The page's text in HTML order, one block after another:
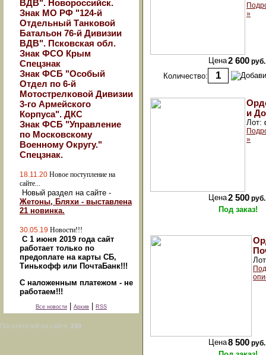
ВДВ". Новороссийск.
Знак МО РФ "124-й
Отдельный Танковой
Батальон 76-й Дивизии
ВДВ". Псковская обл.
Знак ФСО Крым
Спецзнак
Знак ФСБ "Особый
Отдел по 6-й
Мотострелковой Дивизии
3-го Армейского
Корпуса". ДКС
Знак ФСБ "Управление
по Московскому
Военному Округу."
Спецзнак.
18.11.20 Новое поступление на
сайте...
Новый раздел на сайте -
Жетоны, Бляхи - выставлена
21 новинка.
30.05.19 Новости!!!
С 1 июня 2019 года сайт
работает только по
предоплате на карты СБ,
Тинькофф или ПочтаБанк!!!
С наложенным платежом - не
работаем!!!
Все новости Архив RSS
Посетителей на сайте: 249
»
Цена2 600 руб.
Количество:
и
Лот:
»
Цена2 500 руб.
Под заказ!
Цена8 500 руб.